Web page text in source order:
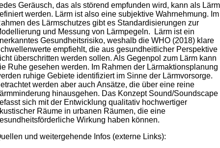
Geräusch, das als störend empfunden wird, kann als Lärm
werden. Lärm ist also eine subjektive Wahrnehmung. Im
des Lärmschutzes gibt es Standardisierungen zur
und Messung von Lärmpegeln. Lärm ist ein
Gesundheitsrisiko, weshalb die WHO (2018) klare
empfiehlt, die aus gesundheitlicher Perspektive
überschritten werden sollen. Als Gegenpol zum Lärm kann
Ruhe gesehen werden. Im Rahmen der Lärmaktionsplanung
ruhige Gebiete identifiziert im Sinne der Lärmvorsorge.
werden aber auch Ansätze, die über eine reine
hinausgehen. Das Konzept Sound/Soundscape
sich mit der Entwicklung qualitativ hochwertiger
Räume in urbanen Räumen, die eine
Wirkung haben können.
und weitergehende Infos (externe Links):